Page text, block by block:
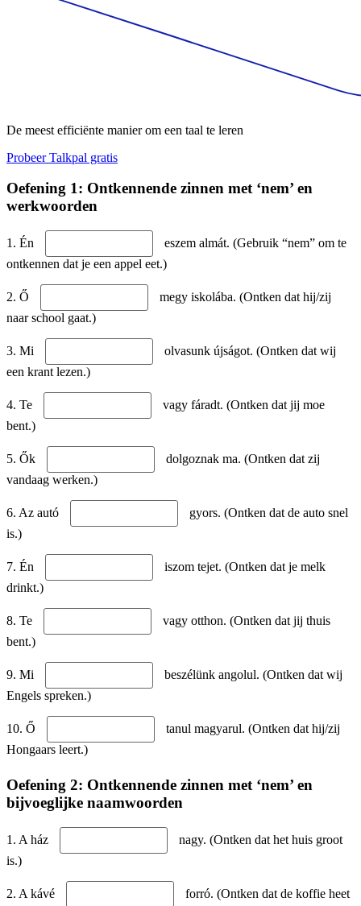
De meest efficiënte manier om een taal te leren
Probeer Talkpal gratis
Oefening 1: Ontkennende zinnen met ‘nem’ en
werkwoorden
1. Én
eszem almát. (Gebruik “nem” om te
ontkennen dat je een appel eet.)
2. Ő
megy iskolába. (Ontken dat hij/zij
naar school gaat.)
3. Mi
olvasunk újságot. (Ontken dat wij
een krant lezen.)
4. Te
vagy fáradt. (Ontken dat jij moe
bent.)
5. Ők
dolgoznak ma. (Ontken dat zij
vandaag werken.)
6. Az autó
gyors. (Ontken dat de auto snel
is.)
7. Én
iszom tejet. (Ontken dat je melk
drinkt.)
8. Te
vagy otthon. (Ontken dat jij thuis
bent.)
9. Mi
beszélünk angolul. (Ontken dat wij
Engels spreken.)
10. Ő
tanul magyarul. (Ontken dat hij/zij
Hongaars leert.)
Oefening 2: Ontkennende zinnen met ‘nem’ en
bijvoeglijke naamwoorden
1. A ház
nagy. (Ontken dat het huis groot
is.)
2. A kávé
forró. (Ontken dat de koffie heet